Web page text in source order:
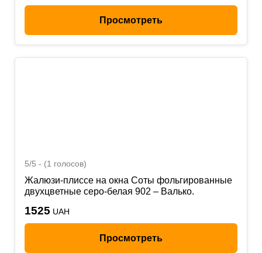
Просмотреть
5/5 - (1 голосов)
Жалюзи-плиссе на окна Соты фольгированные
двухцветные серо-белая 902 – Валько.
1525 UAH
Просмотреть